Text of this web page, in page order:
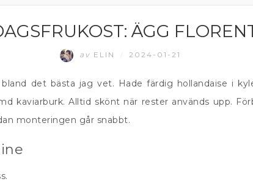
ÄGG
av ELIN 2024-01-21
bland det bästa jag vet. Hade färdig hollandaise i
kaviarburk. Alltid skönt när rester används upp.
monteringen går snabbt.